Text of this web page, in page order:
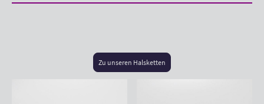
Zu unseren Halsketten